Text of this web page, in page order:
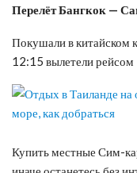
Перелёт Бангкок —
Покушали в китайском
12:15 вылетели
Купить местные Сим-